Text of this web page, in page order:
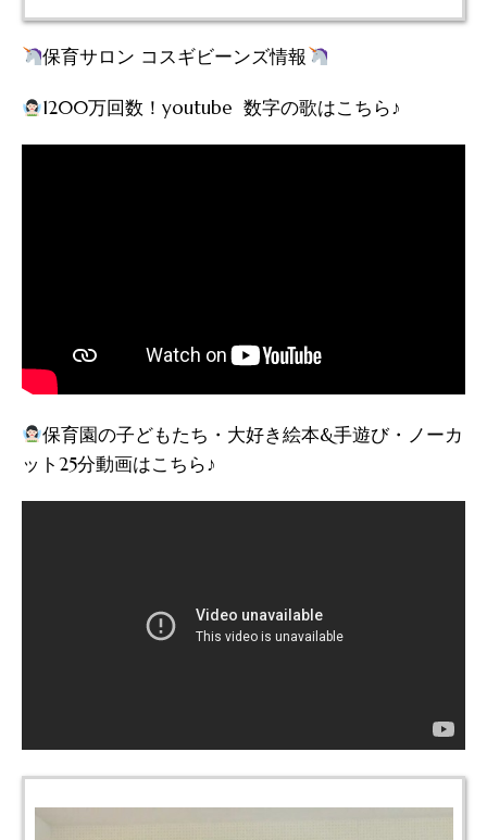
保育サロン コスギビーンズ情報
1200万回数！youtube 数字の歌はこちら♪
保育園の子どもたち・大好き絵本&手遊び・ノーカ
ット25分動画はこちら♪